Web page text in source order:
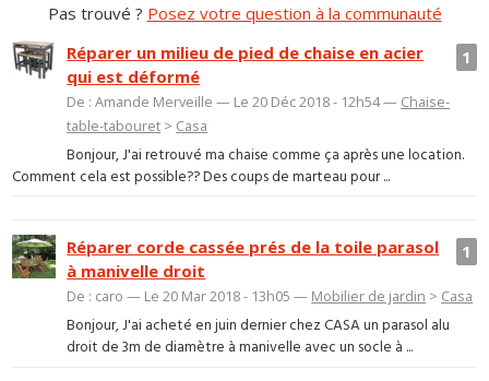
Pas trouvé ? Posez votre question à la communauté
1
Réparer un milieu de pied de chaise en acier
qui est déformé
De : Amande Merveille — Le 20 Déc 2018 - 12h54 — Chaise-
table-tabouret > Casa
Bonjour, J'ai retrouvé ma chaise comme ça après une location.
Comment cela est possible?? Des coups de marteau pour ...
1
Réparer corde cassée prés de la toile parasol
à manivelle droit
De : caro — Le 20 Mar 2018 - 13h05 — Mobilier de jardin > Casa
Bonjour, J'ai acheté en juin dernier chez CASA un parasol alu
droit de 3m de diamètre à manivelle avec un socle à ...